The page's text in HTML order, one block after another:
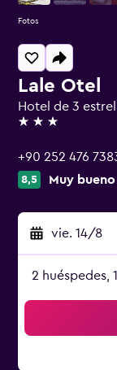
Lale Otel
Hotel de 3
3 estrellas
+90 252 476
8,5 Muy bueno
vie. 14/8
2 huéspedes,
Fotos